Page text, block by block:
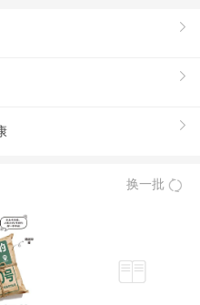
生活实例、教师心得和
导材料。本书由郑学
换一批